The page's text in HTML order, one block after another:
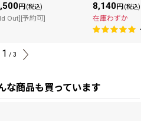
円 (税込)
Out][予約可]
8,140円 (税込)
在庫わずか
1 / 3
な商品も買っています